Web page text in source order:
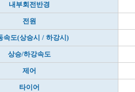
내부회전반경
전원
속도(상승시 / 하강시)
상승/하강속도
제어
타이어